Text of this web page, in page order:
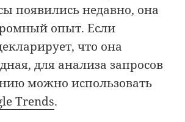
появились недавно, она
опыт. Если
что она
для анализа запросов
можно использовать
Trends.